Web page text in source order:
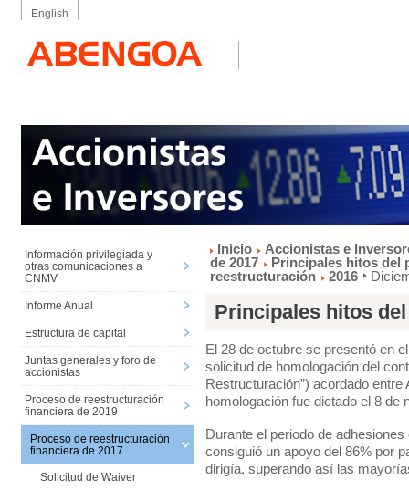
English
Información privilegiada y
otras comunicaciones a
CNMV
Informe Anual
Estructura de capital
Juntas generales y foro de
accionistas
Proceso de reestructuración
financiera de 2019
Proceso de reestructuración
financiera de 2017
Solicitud de Waiver
Inicio
Accionistas e
de 2017
Principales hitos del
reestructuración
2016
Principales hitos
El 28 de octubre se presentó en
solicitud de homologación del
Restructuración”) acordado
homologación fue dictado el 8 de
Durante el periodo de
consiguió un apoyo del 86% por
dirigía, superando así las